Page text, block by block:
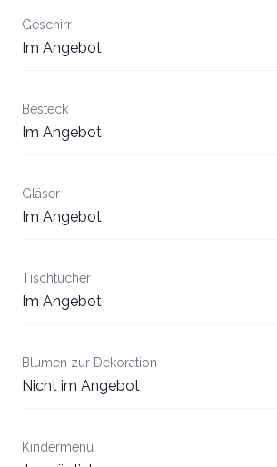
Geschirr
Im Angebot
Besteck
Im Angebot
Gläser
Im Angebot
Tischtücher
Im Angebot
Blumen zur Dekoration
Nicht im Angebot
Kindermenu